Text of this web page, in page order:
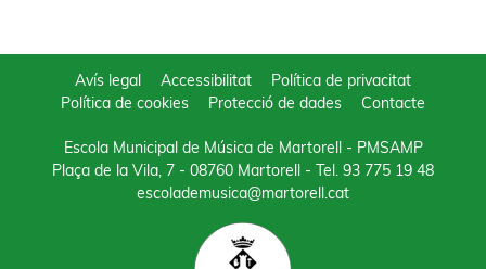
Avís legal Accessibilitat
Política de privacitat
Política de cookies
Protecció de dades Contacte
Escola Municipal de Música de Martorell - PMSAMP
Plaça de la Vila, 7 - 08760 Martorell - Tel. 93 775 19 48
escolademusica@martorell.cat